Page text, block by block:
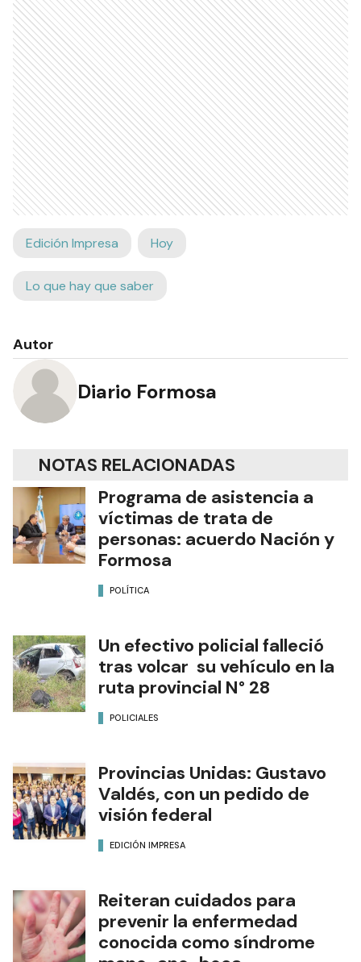
RECIBIR NEWSLETTER
Ads
Edición Impresa
Lo que hay que saber
Diario Formosa
NOTAS RELACIONADAS
Programa de asistencia a
personas: acuerdo Nación y
Formosa
POLÍTICA
tras volcar su vehículo en la
ruta provincial N° 28
POLICIALES
Valdés, con un pedido de
visión federal
EDICIÓN IMPRESA